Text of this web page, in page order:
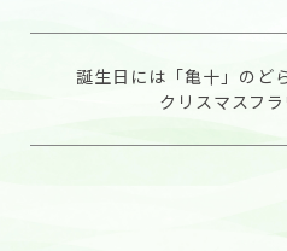
誕生日には「亀十」のど
クリスマスフ